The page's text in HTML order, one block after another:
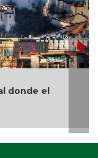
de salvación”,
B. Zenil